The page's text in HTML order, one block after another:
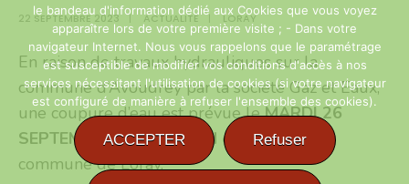
22 SEPTEMBRE 2023 | ACTUALITÉ | LORAY
En raison de travaux hydrauliques sur la
commune d’Avoudrey par la société Gaz et Eaux,
une coupure d’eau est prévue leMARDI 26
SEPTEMBRE de 8H A 12H environsur la
commune de Loray.
le bandeau d'information dédié aux Cookies que vous voyez
apparaître lors de votre première visite ; - Dans votre
navigateur Internet. Nous vous rappelons que le paramétrage
est susceptible de modifier vos conditions d'accès à nos
services nécessitant l'utilisation de cookies (si votre navigateur
est configuré de manière à refuser l'ensemble des cookies).
ACCEPTER Refuser